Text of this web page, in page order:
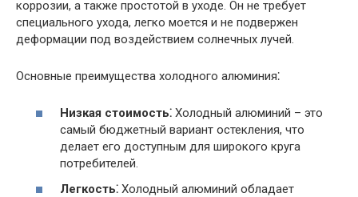
коррозии, а также простотой в уходе. Он не требует
специального ухода, легко моется и не подвержен
деформации под воздействием солнечных лучей.
Основные преимущества холодного алюминия⁚
Низкая стоимость⁚ Холодный алюминий – это
самый бюджетный вариант остекления, что
делает его доступным для широкого круга
потребителей.
Легкость⁚ Холодный алюминий обладает